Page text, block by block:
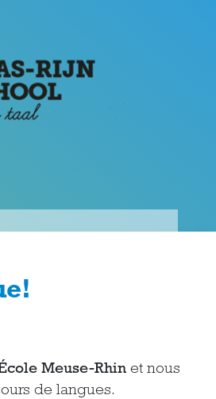
Meuse-Rhin et nous
de langues.